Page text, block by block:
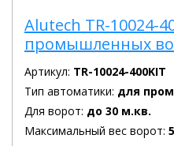
Alutech TR-10024-
промышленных
Артикул: TR-10024-400KIT
Тип автоматики: для
Для ворот: до 30 м.кв.
Максимальный вес ворот: